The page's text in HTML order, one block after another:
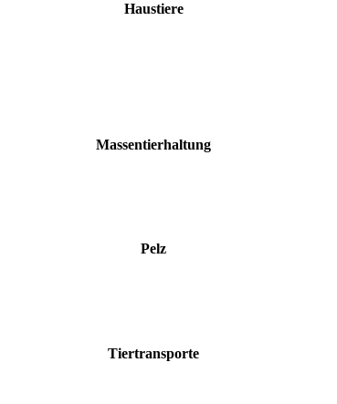
Haustiere
Massentierhaltung
Pelz
Tiertransporte